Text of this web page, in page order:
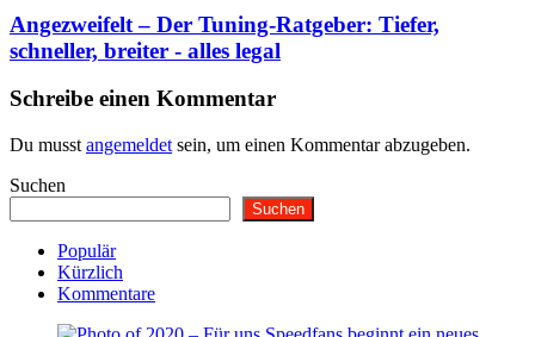
Angezweifelt – Der Tuning-Ratgeber: Tiefer,
schneller, breiter - alles legal
Schreibe einen Kommentar
Du musst angemeldet sein, um einen Kommentar abzugeben.
Suchen
Suchen
Populär
Kürzlich
Kommentare